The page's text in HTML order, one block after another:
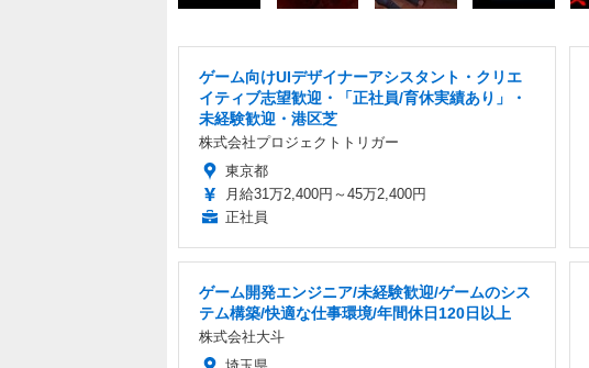
ゲーム向けUIデザイナーアシスタント・クリエ
イティブ志望歓迎・「正社員/育休実績あり」・
未経験歓迎・港区芝
株式会社プロジェクトトリガー
東京都
月給31万2,400円～45万2,400円
正社員
ゲーム開発エンジニア/未経験歓迎/ゲームのシス
テム構築/快適な仕事環境/年間休日120日以上
株式会社大斗